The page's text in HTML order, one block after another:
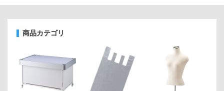
商品カテゴリ